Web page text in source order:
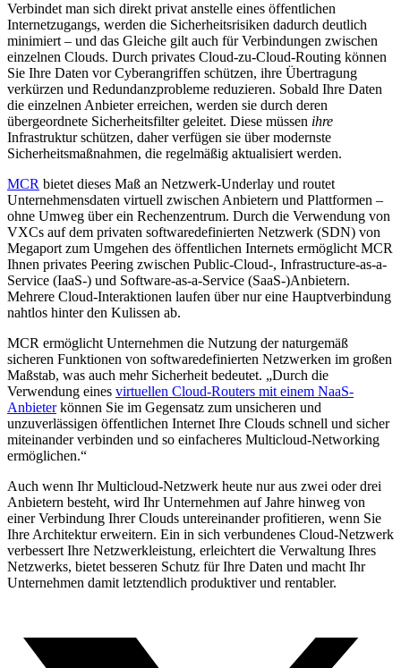
Verbindet man sich direkt privat anstelle eines öffentlichen
Internetzugangs, werden die Sicherheitsrisiken dadurch deutlich
minimiert – und das Gleiche gilt auch für Verbindungen zwischen
einzelnen Clouds. Durch privates Cloud-zu-Cloud-Routing können
Sie Ihre Daten vor Cyberangriffen schützen, ihre Übertragung
verkürzen und Redundanzprobleme reduzieren. Sobald Ihre Daten
die einzelnen Anbieter erreichen, werden sie durch deren
übergeordnete Sicherheitsfilter geleitet. Diese müssen ihre
Infrastruktur schützen, daher verfügen sie über modernste
Sicherheitsmaßnahmen, die regelmäßig aktualisiert werden.
MCR bietet dieses Maß an Netzwerk-Underlay und routet
Unternehmensdaten virtuell zwischen Anbietern und Plattformen –
ohne Umweg über ein Rechenzentrum. Durch die Verwendung von
VXCs auf dem privaten softwaredefinierten Netzwerk (SDN) von
Megaport zum Umgehen des öffentlichen Internets ermöglicht MCR
Ihnen privates Peering zwischen Public-Cloud-, Infrastructure-as-a-
Service (IaaS-) und Software-as-a-Service (SaaS-)Anbietern.
Mehrere Cloud-Interaktionen laufen über nur eine Hauptverbindung
nahtlos hinter den Kulissen ab.
MCR ermöglicht Unternehmen die Nutzung der naturgemäß
sicheren Funktionen von softwaredefinierten Netzwerken im großen
Maßstab, was auch mehr Sicherheit bedeutet. „Durch die
Verwendung eines virtuellen Cloud-Routers mit einem NaaS-
Anbieterkönnen Sie im Gegensatz zum unsicheren und
unzuverlässigen öffentlichen Internet Ihre Clouds schnell und sicher
miteinander verbinden und so einfacheres Multicloud-Networking
ermöglichen.“
Auch wenn Ihr Multicloud-Netzwerk heute nur aus zwei oder drei
Anbietern besteht, wird Ihr Unternehmen auf Jahre hinweg von
einer Verbindung Ihrer Clouds untereinander profitieren, wenn Sie
Ihre Architektur erweitern. Ein in sich verbundenes Cloud-Netzwerk
verbessert Ihre Netzwerkleistung, erleichtert die Verwaltung Ihres
Netzwerks, bietet besseren Schutz für Ihre Daten und macht Ihr
Unternehmen damit letztendlich produktiver und rentabler.